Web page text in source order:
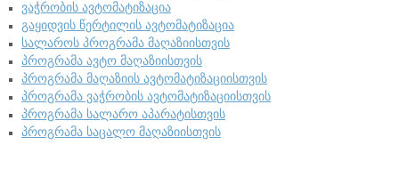
ვაჭრობის ავტომატიზაცია
გაყიდვის წერტილის ავტომატიზაცია
სალაროს პროგრამა მაღაზიისთვის
პროგრამა ავტო მაღაზიისთვის
პროგრამა მაღაზიის ავტომატიზაციისთვის
პროგრამა ვაჭრობის ავტომატიზაციისთვის
პროგრამა სალარო აპარატისთვის
პროგრამა საცალო მაღაზიისთვის